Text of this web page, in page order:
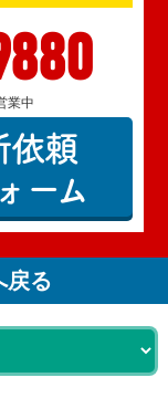
業中
依頼
ーム
戻る